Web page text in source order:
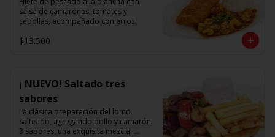
salsa de camarones, tomates y
cebollas, acompañado con arroz.
$13.500
¡ NUEVO! Saltado tres
sabores
La clásica preparación del lomo
salteado, agregando pollo y camarón.
3 sabores, una exquisita mezcla,